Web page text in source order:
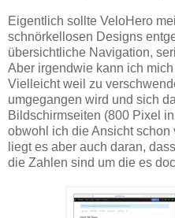
Eigentlich sollte VeloHero
schnörkellosen Designs
übersichtliche Navigation,
Aber irgendwie kann ich
Vielleicht weil zu
umgegangen wird und sich
Bildschirmseiten (800 Pixel
obwohl ich die Ansicht
liegt es aber auch daran,
die Zahlen sind um die es